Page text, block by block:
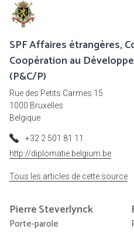
SPF Affaires étrangères,
Coopération au
(P&C/P)
Rue des Petits Carmes 15
1000 Bruxelles
Belgique
+32 2 501 81 11
http://diplomatie.belgium.be
Tous les articles de cette source
PierreSteverlynck
Porte-parole